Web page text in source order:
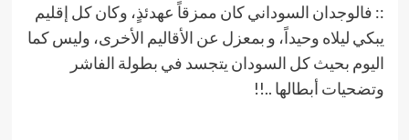
:: فالوجدان السوداني كان ممزقاً عهدئذٍ، وكان كل إقليم
يبكي ليلاه وحيداً، و بمعزل عن الأقاليم الأخرى، وليس كما
اليوم بحيث كل السودان يتجسد في بطولة الفاشر
وتضحيات أبطالها ..!!